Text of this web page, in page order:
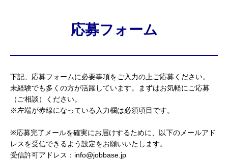
応募フォーム
下記、応募フォームに必要事項をご入力の上ご応募ください。
未経験でも多くの方が活躍しています。まずはお気軽にご応募
（ご相談）ください。
※左端が赤線になっている入力欄は必須項目です。
※応募完了メールを確実にお届けするために、以下のメールアド
レスを受信できるよう設定をお願いいたします。
受信許可アドレス：info@jobbase.jp